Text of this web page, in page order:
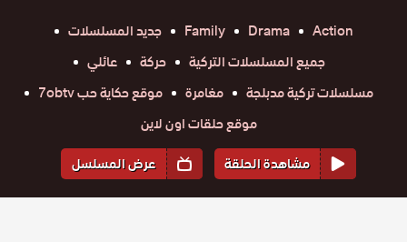
Action
Drama
Family
جديد المسلسلات
جميع المسلسلات التركية
حركة
عائلي
مسلسلات تركية مدبلجة
مغامرة
موقع حكاية حب 7obtv
موقع حلقات اون لاين
مشاهدة الحلقة
عرض المسلسل